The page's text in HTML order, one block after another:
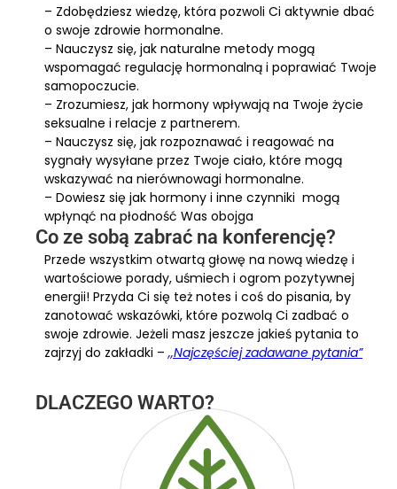
– Zdobędziesz wiedzę, która pozwoli Ci aktywnie dbać
o swoje zdrowie hormonalne.
– Nauczysz się, jak naturalne metody mogą
wspomagać regulację hormonalną i poprawiać Twoje
samopoczucie.
– Zrozumiesz, jak hormony wpływają na Twoje życie
seksualne i relacje z partnerem.
– Nauczysz się, jak rozpoznawać i reagować na
sygnały wysyłane przez Twoje ciało, które mogą
wskazywać na nierównowagi hormonalne.
– Dowiesz się jak hormony i inne czynniki mogą
wpłynąć na płodność Was obojga
Co ze sobą zabrać na konferencję?
Przede wszystkim otwartą głowę na nową wiedzę i
wartościowe porady, uśmiech i ogrom pozytywnej
energii! Przyda Ci się też notes i coś do pisania, by
zanotować wskazówki, które pozwolą Ci zadbać o
swoje zdrowie. Jeżeli masz jeszcze jakieś pytania to
zajrzyj do zakładki –,,Najczęściej zadawane pytania”
DLACZEGO WARTO?